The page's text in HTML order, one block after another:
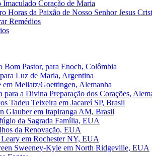
Coração de Maria
Horas da Paixão de Nosso Senhor Jesus
Remédios
Bom Pastor, para Enoch, Colômbia
Luz de Maria, Argentina
em Mellatz/Goettingen, Alemanha
para a Divina Preparação dos Corações,
Tadeu Teixeira em Jacareí SP, Brasil
Glauber em Itapiranga AM, Brasil
da Sagrada Família, EUA
da Renovação, EUA
Leary em Rochester NY, EUA
Sweeney-Kyle em North Ridgeville, EUA